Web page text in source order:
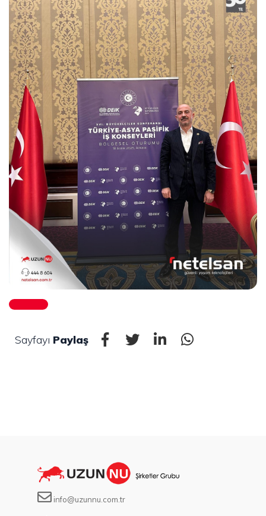
Sayfayı Paylaş
info@uzunnu.com.tr